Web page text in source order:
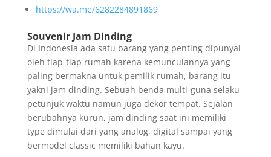
https://wa.me/6282284891869
Souvenir Jam Dinding
Di Indonesia ada satu barang yang penting dipunyai
oleh tiap-tiap rumah karena kemunculannya yang
paling bermakna untuk pemilik rumah, barang itu
yakni jam dinding. Sebuah benda multi-guna selaku
petunjuk waktu namun juga dekor tempat. Sejalan
berubahnya kurun, jam dinding saat ini memiliki
type dimulai dari yang analog, digital sampai yang
bermodel classic memiliki bahan kayu.